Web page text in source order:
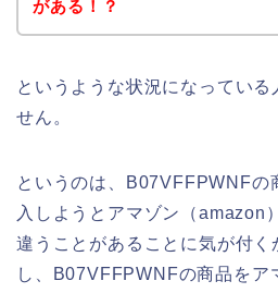
がある！？
というような状況になっている
せん。
というのは、B07VFFPWNFの
入しようとアマゾン（amazon
違うことがあることに気が付く
し、B07VFFPWNFの商品をア